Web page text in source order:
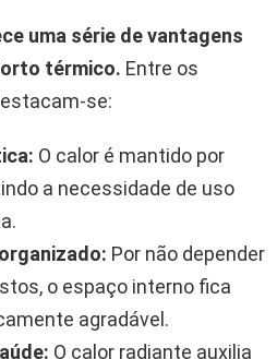
uma série de vantagens
térmico. Entre os
se:
O calor é mantido por
a necessidade de uso
Por não depender
o espaço interno fica
agradável.
O calor radiante auxilia